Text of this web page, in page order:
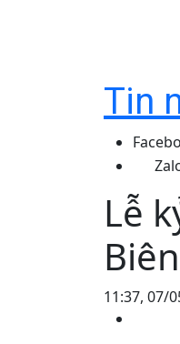
Tin
Lễ
11:37, 07/